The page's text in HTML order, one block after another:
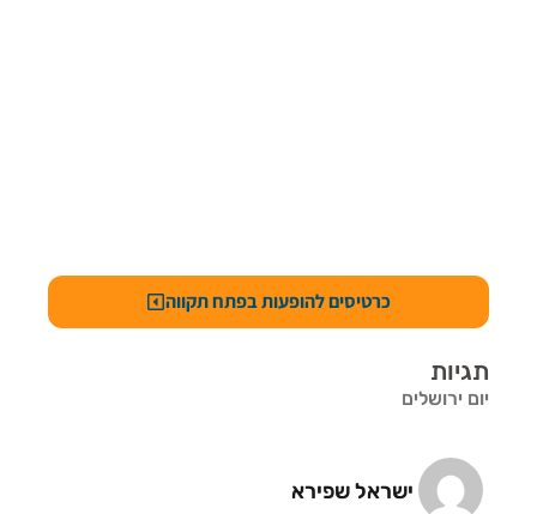
כרטיסים להופעות בפתח תקווה
תגיות
יום ירושלים
ישראל שפירא